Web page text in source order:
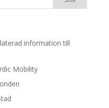
information till
Mobility